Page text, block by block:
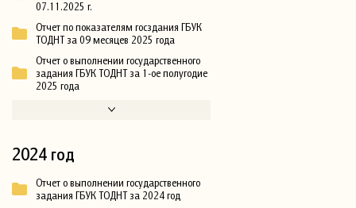
07.11.2025 г.
Отчет по показателям госздания ГБУК
ТОДНТ за 09 месяцев 2025 года
Отчет о выполнении государственного
задания ГБУК ТОДНТ за 1-ое полугодие
2025 года
2024 год
Отчет о выполнении государственного
задания ГБУК ТОДНТ за 2024 год